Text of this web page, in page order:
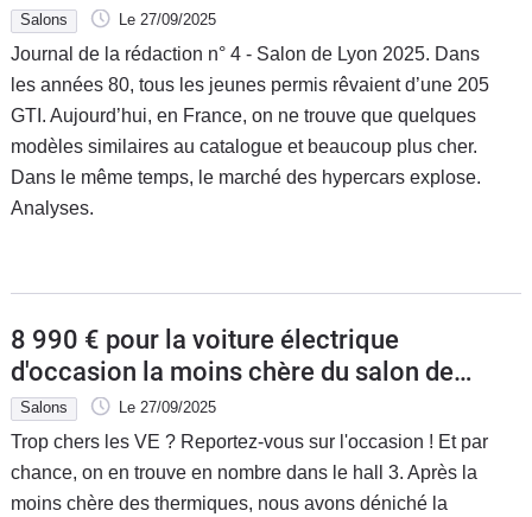
Salons Le 27/09/2025
Journal de la rédaction n° 4 - Salon de Lyon 2025. Dans
les années 80, tous les jeunes permis rêvaient d’une 205
GTI. Aujourd’hui, en France, on ne trouve que quelques
modèles similaires au catalogue et beaucoup plus cher.
Dans le même temps, le marché des hypercars explose.
Analyses.
8 990 € pour la voiture électrique
d'occasion la moins chère du salon de
Lyon
Salons Le 27/09/2025
Trop chers les VE ? Reportez-vous sur l'occasion ! Et par
chance, on en trouve en nombre dans le hall 3. Après la
moins chère des thermiques, nous avons déniché la